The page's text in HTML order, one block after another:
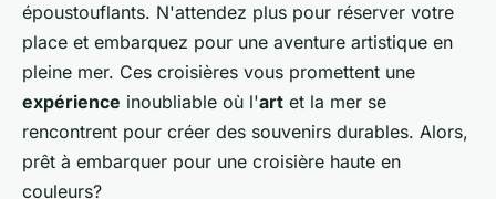
époustouflants. N'attendez plus pour réserver votre
place et embarquez pour une aventure artistique en
pleine mer. Ces croisières vous promettent une
expérience inoubliable où l'art et la mer se
rencontrent pour créer des souvenirs durables. Alors,
prêt à embarquer pour une croisière haute en
couleurs?